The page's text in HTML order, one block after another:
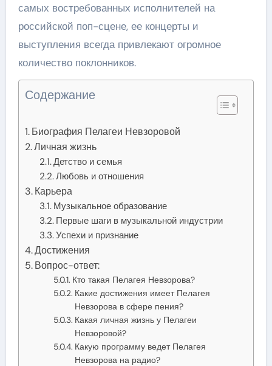
самых востребованных исполнителей на
российской поп-сцене, ее концерты и
выступления всегда привлекают огромное
количество поклонников.
Содержание
Биография Пелагеи Невзоровой
Личная жизнь
Детство и семья
Любовь и отношения
Карьера
Музыкальное образование
Первые шаги в музыкальной индустрии
Успехи и признание
Достижения
Вопрос-ответ:
Кто такая Пелагея Невзорова?
Какие достижения имеет Пелагея
Невзорова в сфере пения?
Какая личная жизнь у Пелагеи
Невзоровой?
Какую программу ведет Пелагея
Невзорова на радио?